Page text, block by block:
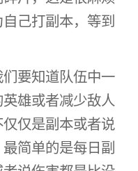
己打副本，等到
要知道队伍中一
雄或者减少敌人
仅是副本或者说
简单的是每日副